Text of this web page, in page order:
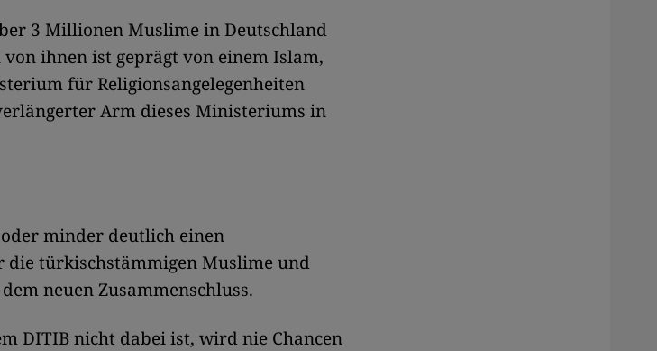
3 Millionen Muslime in Deutschland
ihnen ist geprägt von einem Islam,
für Religionsangelegenheiten
Arm dieses Ministeriums in
minder deutlich einen
türkischstämmigen Muslime und
neuen Zusammenschluss.
DITIB nicht dabei ist, wird nie Chancen